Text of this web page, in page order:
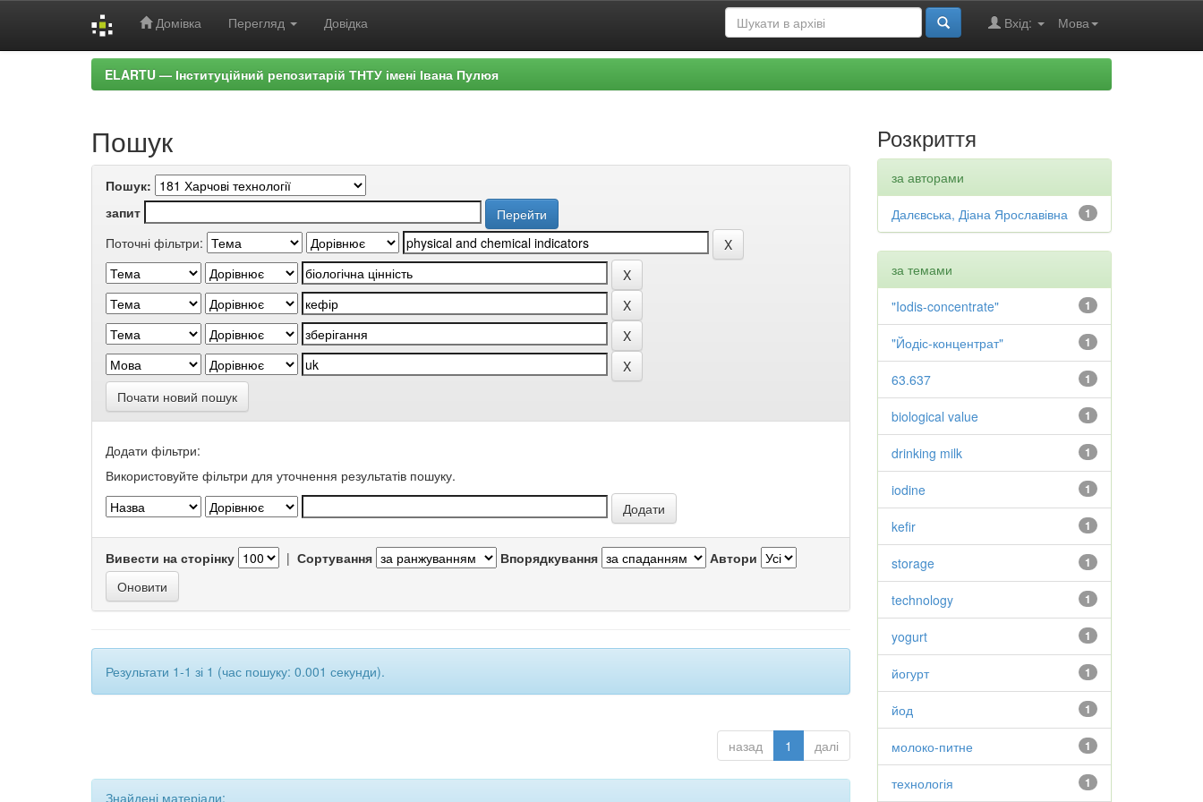
Домівка Перегляд Довідка Мова
Вхід:
ELARTU — Інституційний репозитарій ТНТУ імені Івана Пулюя
Пошук
Пошук:
запит
Поточні фільтри:
Почати новий пошук
Додати фільтри:
Використовуйте фільтри для уточнення результатів пошуку.
Вивести на сторінку | Сортування Впорядкування Автори
Результати 1-1 зі 1 (час пошуку: 0.001 секунди).
назад 1 далі
Знайдені матеріали:
Розкриття
за авторами
1
Далєвська, Діана Ярославівна
за темами
1
"Iodis-concentrate"
1
"Йодіс-концентрат"
1
63.637
1
biological value
1
drinking milk
1
iodine
1
kefir
1
storage
1
technology
1
yogurt
1
йогурт
1
йод
1
молоко-питне
1
технологія